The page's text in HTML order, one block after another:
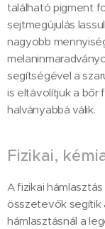
található pigment
sejtmegújulás
nagyobb
segítségével a
is eltávolítjuk a bőr
halványabbá válik.
Fizikai,
A fizikai
összetevők segítik
hámlasztásnál a